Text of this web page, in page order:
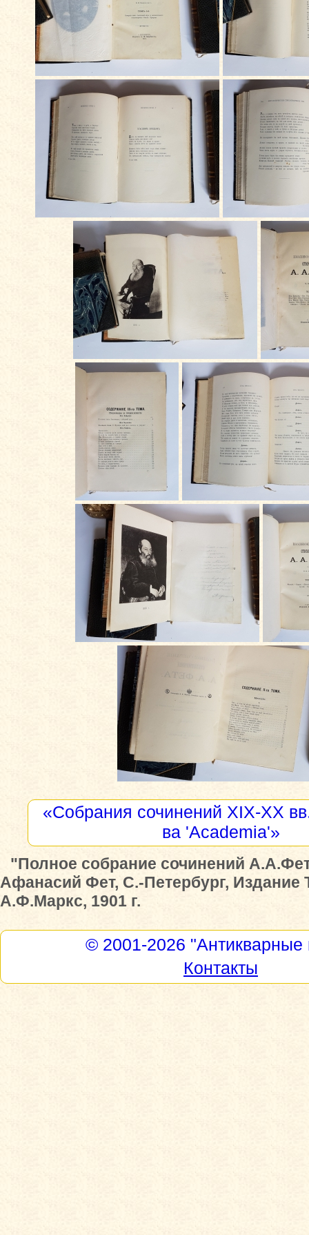
«Собрания сочинений XIX-XX
ва 'Academia'»
"Полное собрание сочинений
Афанасий Фет, С.-Петербург, Издание
А.Ф.Маркс, 1901 г.
© 2001-2026 "Антикварные
Контакты